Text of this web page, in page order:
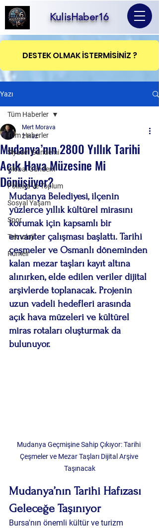
KulisHaber16
DESTEK OLMAK İSTERMİSİNİZ ?
Yazı
Tüm Haberler
Siyaset Gündemi
Global Gündem
Politika ve Toplum
Sosyal Yaşam
Spor
Teknoloji
Rumeli
Tüm Haberler
Mudanya’nın 2800 Yıllık Tarihi
Açık Hava Müzesine Mi
Dönüşüyor?
Mert Morava
2 Haz
Mudanya Belediyesi, ilçenin
yüzlerce yıllık kültürel mirasını
korumak için kapsamlı bir
envanter çalışması başlattı. Tarihi
çeşmeler ve Osmanlı döneminden
kalan mezar taşları kayıt altına
alınırken, elde edilen veriler dijital
arşivlerde toplanacak. Projenin
uzun vadeli hedefleri arasında
açık hava müzeleri ve kültürel
miras rotaları oluşturmak da
bulunuyor.
Mudanya Geçmişine Sahip Çıkıyor: Tarihi
Çeşmeler ve Mezar Taşları Dijital Arşive
Taşınacak
Mudanya’nın Tarihi Hafızası
Geleceğe Taşınıyor
Bursa'nın önemli kültür ve turizm